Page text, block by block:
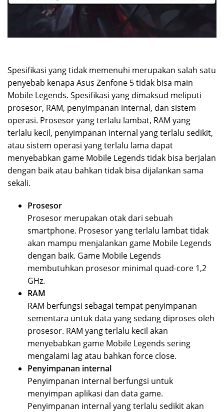
Spesifikasi yang tidak memenuhi merupakan salah satu
penyebab kenapa Asus Zenfone 5 tidak bisa main
Mobile Legends. Spesifikasi yang dimaksud meliputi
prosesor, RAM, penyimpanan internal, dan sistem
operasi. Prosesor yang terlalu lambat, RAM yang
terlalu kecil, penyimpanan internal yang terlalu sedikit,
atau sistem operasi yang terlalu lama dapat
menyebabkan game Mobile Legends tidak bisa berjalan
dengan baik atau bahkan tidak bisa dijalankan sama
sekali.
Prosesor
Prosesor merupakan otak dari sebuah
smartphone. Prosesor yang terlalu lambat tidak
akan mampu menjalankan game Mobile Legends
dengan baik. Game Mobile Legends
membutuhkan prosesor minimal quad-core 1,2
GHz.
RAM
RAM berfungsi sebagai tempat penyimpanan
sementara untuk data yang sedang diproses oleh
prosesor. RAM yang terlalu kecil akan
menyebabkan game Mobile Legends sering
mengalami lag atau bahkan force close.
Penyimpanan internal
Penyimpanan internal berfungsi untuk
menyimpan aplikasi dan data game.
Penyimpanan internal yang terlalu sedikit akan